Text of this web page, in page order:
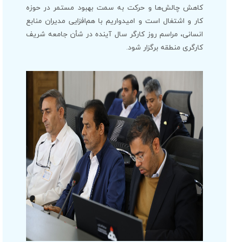
کاهش چالش‌ها و حرکت به سمت بهبود مستمر در حوزه
کار و اشتغال است و امیدواریم با هم‌افزایی مدیران منابع
انسانی، مراسم روز کارگر سال آینده در شأن جامعه شریف
کارگری منطقه برگزار شود.